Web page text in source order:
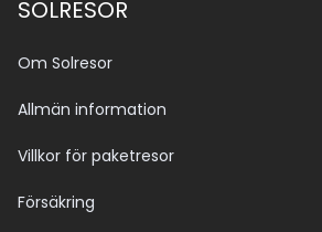
SOLRESOR
Om Solresor
Allmän information
Villkor för paketresor
Försäkring